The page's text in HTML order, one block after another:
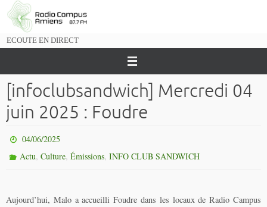
Passer
vers
ECOUTE EN DIRECT
[infoclubsandwich] Mercredi 04
juin 2025 : Foudre
04/06/2025
Actu,Culture,Émissions,INFO CLUB SANDWICH
Aujourd’hui, Malo a accueilli Foudre dans les locaux de Radio Campus